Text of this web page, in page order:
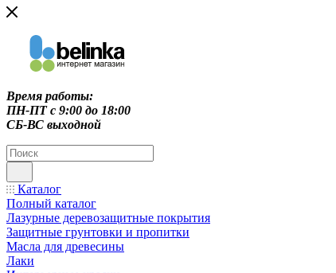
Время работы:
ПН-ПТ c 9:00 до 18:00
СБ-ВС выходной
Каталог
Полный каталог
Лазурные деревозащитные покрытия
Защитные грунтовки и пропитки
Масла для древесины
Лаки